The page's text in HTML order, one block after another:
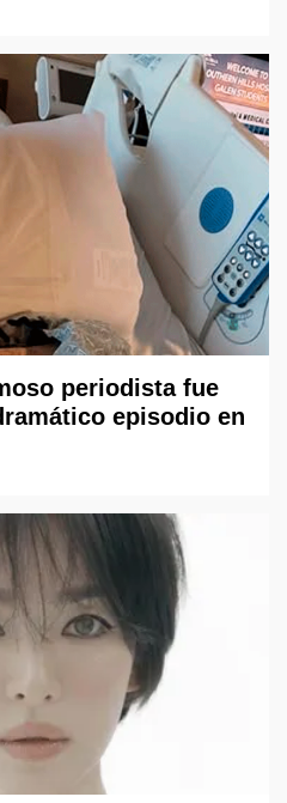
periodista fue
episodio en